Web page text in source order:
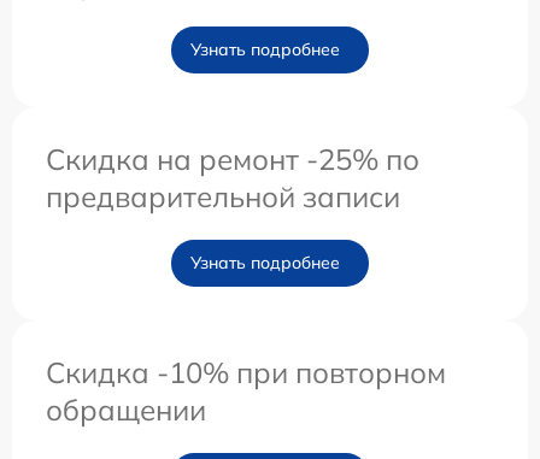
Узнать подробнее
Скидка на ремонт -25% по
предварительной записи
Узнать подробнее
Скидка -10% при повторном
обращении